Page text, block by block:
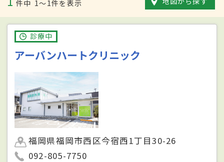
件中 1〜1件を表示
診療中
アーバンハートクリニック
福岡県福岡市西区今宿西1丁目30-26
092-805-7750